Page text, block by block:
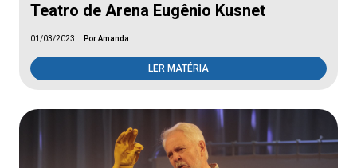
Teatro de Arena Eugênio Kusnet
01/03/2023 Por Amanda
LER MATÉRIA